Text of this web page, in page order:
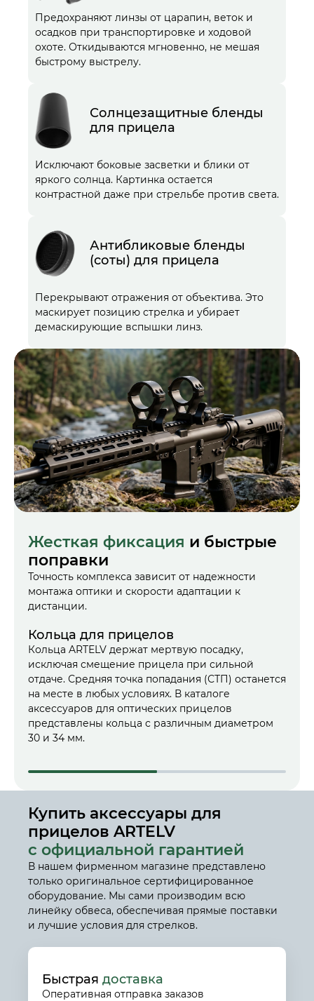
Предохраняют линзы от царапин, веток и
осадков при транспортировке и ходовой
охоте. Откидываются мгновенно, не мешая
быстрому выстрелу.
Солнцезащитные бленды
для прицела
Исключают боковые засветки и блики от
яркого солнца. Картинка остается
контрастной даже при стрельбе против света.
Антибликовые бленды
(соты) для прицела
Перекрывают отражения от объектива. Это
маскирует позицию стрелка и убирает
демаскирующие вспышки линз.
Жесткая фиксация и быстрые
поправки
Точность комплекса зависит от надежности
монтажа оптики и скорости адаптации к
дистанции.
Кольца для прицелов
Кольца ARTELV держат мертвую посадку,
исключая смещение прицела при сильной
отдаче. Средняя точка попадания (СТП) останется
на месте в любых условиях. В каталоге
аксессуаров для оптических прицелов
представлены кольца с различным диаметром
30 и 34 мм.
Купить аксессуары для
прицелов ARTELV
с официальной гарантией
В нашем фирменном магазине представлено
только оригинальное сертифицированное
оборудование. Мы сами производим всю
линейку обвеса, обеспечивая прямые поставки
и лучшие условия для стрелков.
Быстрая доставка
Оперативная отправка заказов